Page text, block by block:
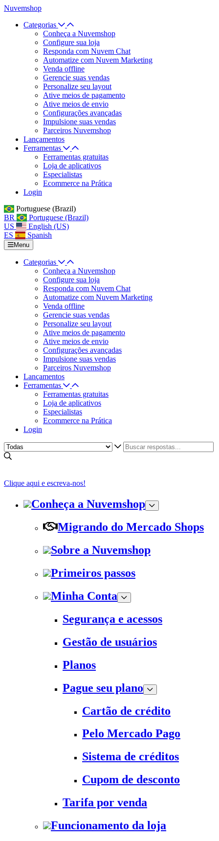
Nuvemshop
Categorias
Conheça a Nuvemshop
Configure sua loja
Responda com Nuvem Chat
Automatize com Nuvem Marketing
Venda offline
Gerencie suas vendas
Personalize seu layout
Ative meios de pagamento
Ative meios de envio
Configurações avançadas
Impulsione suas vendas
Parceiros Nuvemshop
Lançamentos
Ferramentas
Ferramentas gratuitas
Loja de aplicativos
Especialistas
Ecommerce na Prática
Login
Portuguese (Brazil)
BR
Portuguese (Brazil)
US
English (US)
ES
Spanish
Menu
Categorias
Conheça a Nuvemshop
Configure sua loja
Responda com Nuvem Chat
Automatize com Nuvem Marketing
Venda offline
Gerencie suas vendas
Personalize seu layout
Ative meios de pagamento
Ative meios de envio
Configurações avançadas
Impulsione suas vendas
Parceiros Nuvemshop
Lançamentos
Ferramentas
Ferramentas gratuitas
Loja de aplicativos
Especialistas
Ecommerce na Prática
Login
Clique aqui e escreva-nos!
Conheça a Nuvemshop
Migrando do Mercado Shops
Sobre a Nuvemshop
Primeiros passos
Minha Conta
Segurança e acessos
Gestão de usuários
Planos
Pague seu plano
Cartão de crédito
Pelo Mercado Pago
Sistema de créditos
Cupom de desconto
Tarifa por venda
Funcionamento da loja